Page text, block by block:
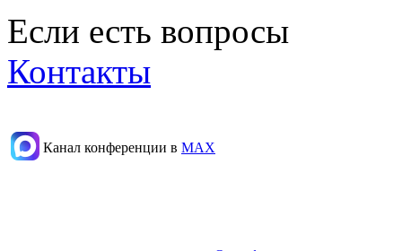
Если есть вопросы
Контакты
Канал конференции в МАХ